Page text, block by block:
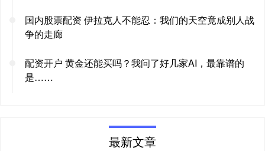
国内股票配资 伊拉克人不能忍：我们的天空竟成别人战
争的走廊
配资开户 黄金还能买吗？我问了好几家AI，最靠谱的
是……
最新文章